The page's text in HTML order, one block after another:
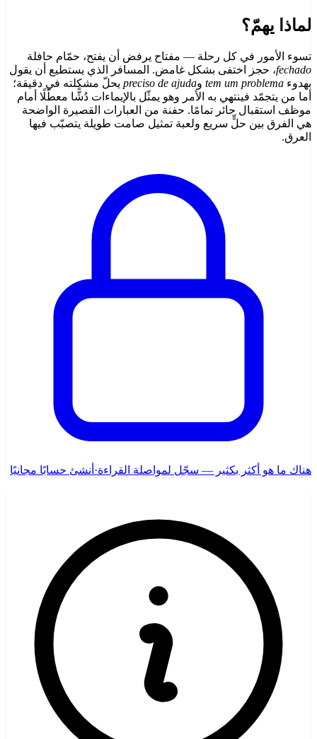
لماذا يهمّ؟
تسوء الأمور في كل رحلة — مفتاح يرفض أن يفتح، حمّام حافلة
fechado، حجز اختفى بشكل غامض. المسافر الذي يستطيع أن يقول
بهدوء tem um problema وpreciso de ajuda يحلّ مشكلته في دقيقة؛
أما من يتجمّد فينتهي به الأمر وهو يمثّل بالإيماءات دُشًّا معطّلًا أمام
موظف استقبال حائر تمامًا. حفنة من العبارات القصيرة الواضحة
هي الفرق بين حلٍّ سريع ولعبة تمثيل صامت طويلة يتصبّب فيها
العرق.
هناك ما هو أكثر بكثير — سجّل لمواصلة القراءة· أنشئ حسابًا مجانيًا